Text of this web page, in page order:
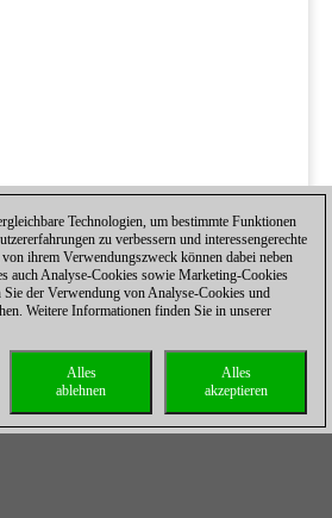
Technologien, um bestimmte Funktionen
zu verbessern und interessengerechte
ihrem Verwendungszweck können dabei neben
auch Analyse-Cookies sowie Marketing-Cookies
Sie der Verwendung von Analyse-Cookies und
Weitere Informationen finden Sie in unserer
Alles
akzeptieren
Alles
ablehnen